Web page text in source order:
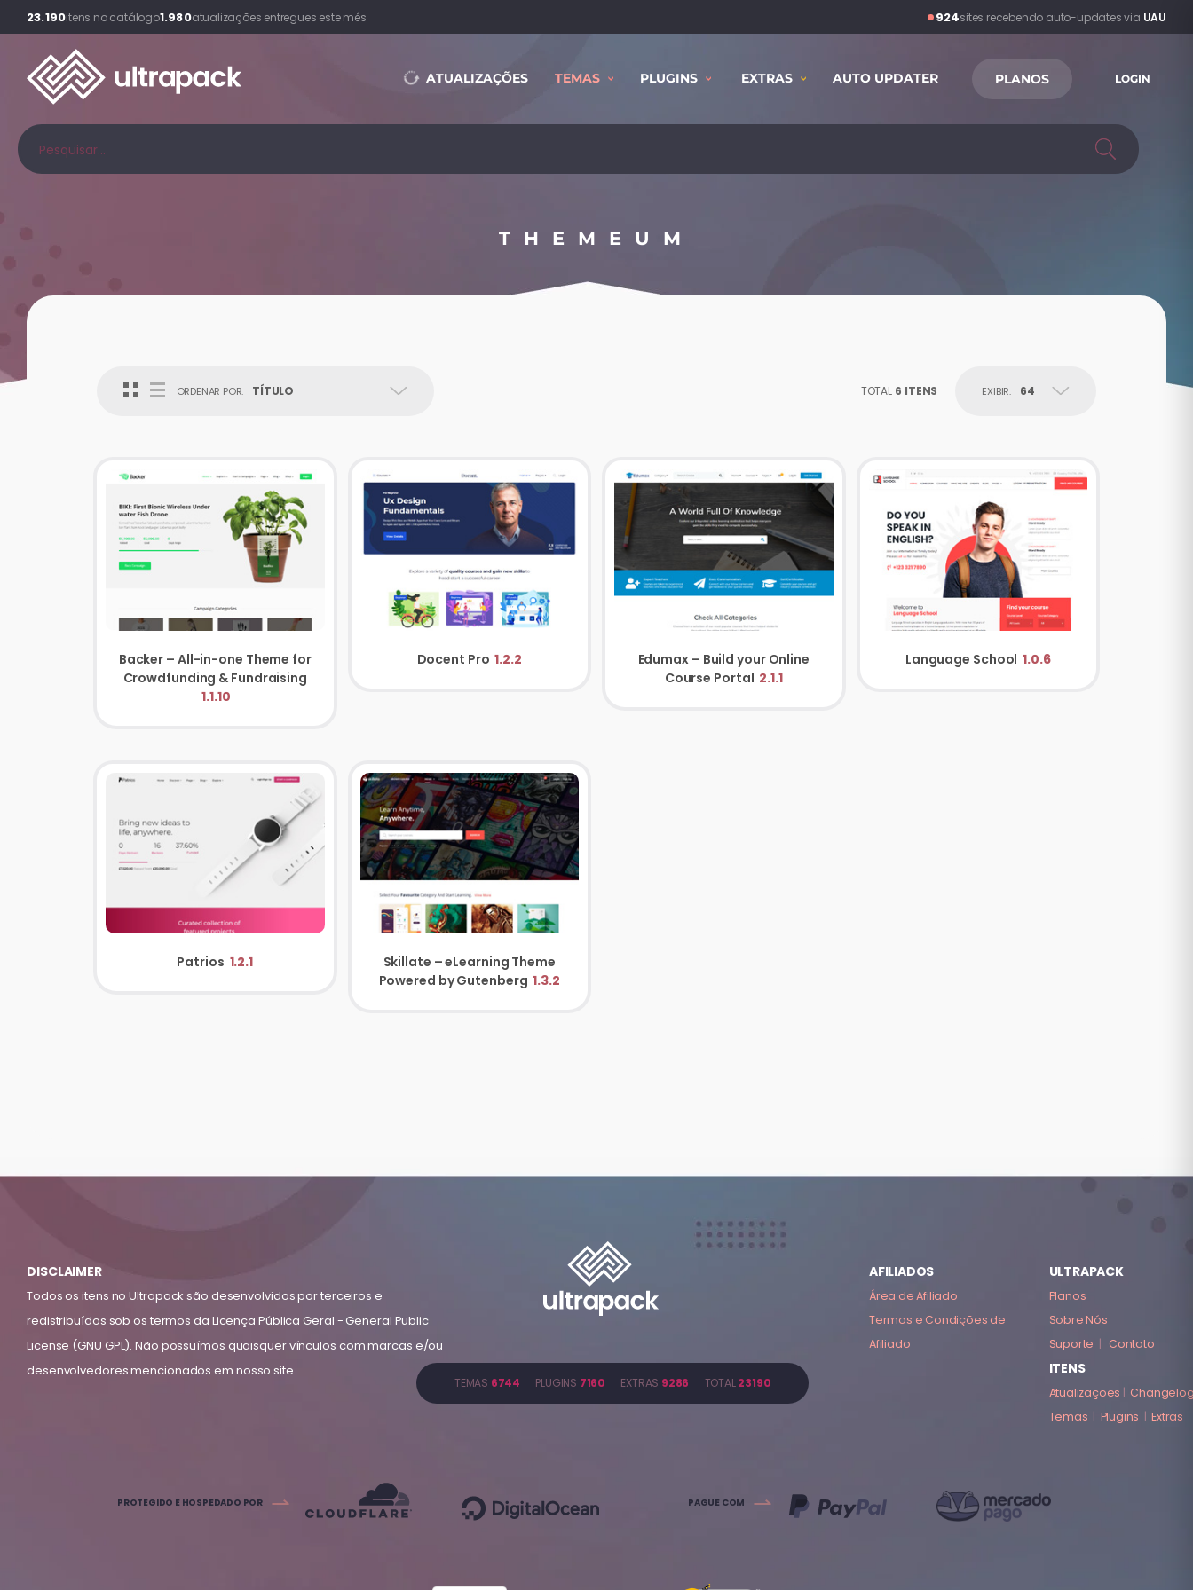
23.190itens no catálogo1.980atualizações entregues este mês 924sites recebendo auto-updates via UAU
ATUALIZAÇÕES TEMAS PLUGINS EXTRAS AUTO UPDATER PLANOS LOGIN
THEMEUM
ORDENAR POR: TÍTULO TOTAL 6 ITENS EXIBIR: 64
Backer – All-in-one Theme for
1.1.10
Docent Pro 1.2.2
Edumax – Build your Online
Course Portal 2.1.1
Language School 1.0.6
Patrios 1.2.1
Skillate – eLearning Theme
Powered by Gutenberg 1.3.2
TEMAS 6744 PLUGINS 7160 EXTRAS 9286 TOTAL23190
DISCLAIMER
Todos os itens no Ultrapack são desenvolvidos por terceiros e
redistribuídos sob os termos da Licença Pública Geral - General Public
License (GNU GPL). Não possuímos quaisquer vínculos com marcas e/ou
desenvolvedores mencionados em nosso site.
AFILIADOS
Área de Afiliado
Termos e Condições de
Afiliado
ULTRAPACK
Planos
Sobre Nós
Suporte | Contato
ITENS
Atualizações |
Temas | Plugins | Extras
PROTEGIDO E HOSPEDADO POR PAGUE COM